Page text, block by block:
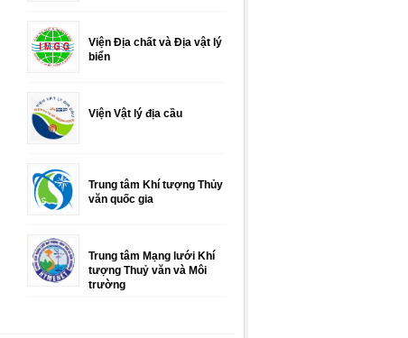
Viện Địa chất và Địa vật lý
biển
Viện Vật lý địa cầu
Trung tâm Khí tượng Thủy
văn quốc gia
Trung tâm Mạng lưới Khí
tượng Thuỷ văn và Môi
trường